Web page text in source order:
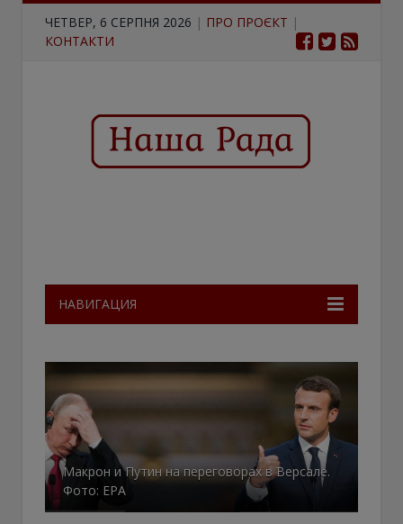
ЧЕТВЕР, 6 СЕРПНЯ 2026 | ПРО ПРОЄКТ |
КОНТАКТИ
НАВИГАЦИЯ
Макрон и Путин на переговорах в Версале.
Фото: ЕРА